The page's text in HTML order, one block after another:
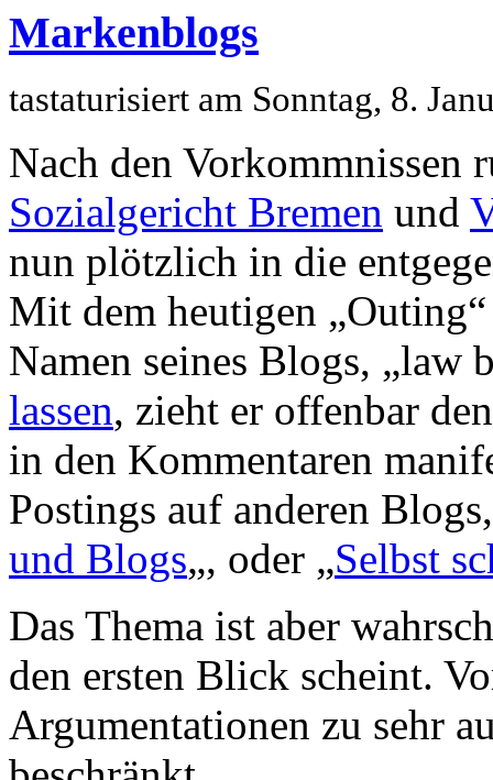
Markenblogs
tastaturisiert am Sonntag, 8.
Nach den Vorkommnissen
Sozialgericht Bremen und
nun plötzlich in die
Mit dem heutigen
Namen seines Blogs, „law
lassen, zieht er offenbar
in den Kommentaren
Postings auf anderen
und Blogs„, oder „Selbst
Das Thema ist aber
den ersten Blick scheint.
Argumentationen zu sehr